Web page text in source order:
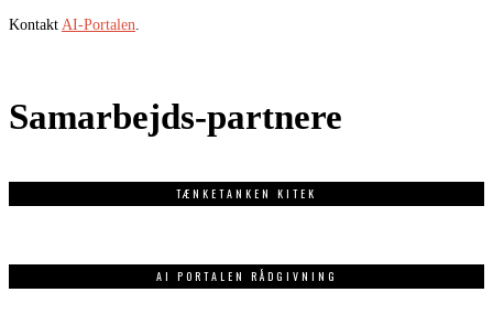
Kontakt AI-Portalen.
Samarbejds-partnere
TÆNKETANKEN KITEK
AI PORTALEN RÅDGIVNING